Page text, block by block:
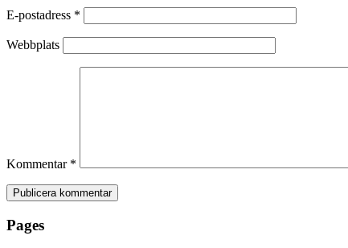
E-postadress *
Webbplats
Kommentar *
Pages